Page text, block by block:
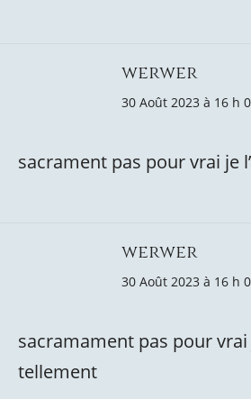
werwer
30 Août 2023 à 16 h
sacrament pas pour vrai je
werwer
30 Août 2023 à 16 h
sacramament pas pour vrai
tellement